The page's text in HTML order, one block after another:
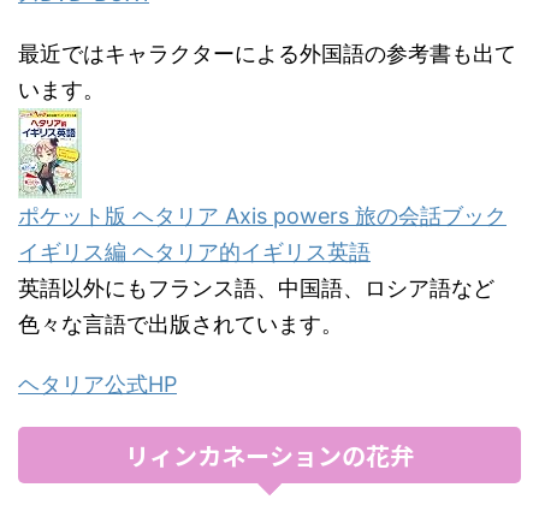
最近ではキャラクターによる外国語の参考書も出て
います。
ポケット版 ヘタリア Axis powers 旅の会話ブック
イギリス編 ヘタリア的イギリス英語
英語以外にもフランス語、中国語、ロシア語など
色々な言語で出版されています。
ヘタリア公式HP
リィンカネーションの花弁